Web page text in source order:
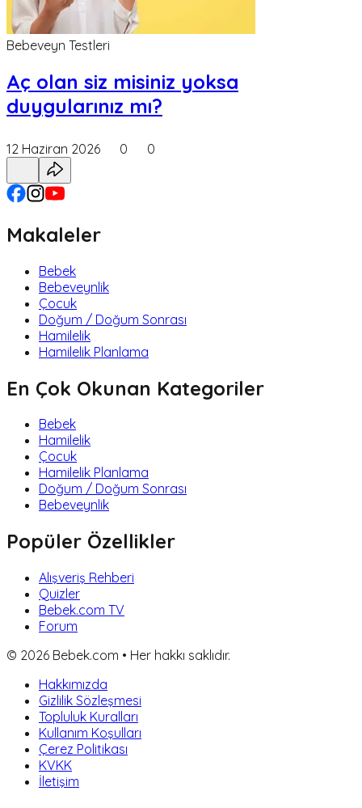
Bebeveyn Testleri
Aç olan siz misiniz yoksa
duygularınız mı?
12 Haziran 2026 0 0
Makaleler
Bebek
Bebeveynlik
Çocuk
Doğum / Doğum Sonrası
Hamilelik
Hamilelik Planlama
En Çok Okunan Kategoriler
Bebek
Hamilelik
Çocuk
Hamilelik Planlama
Doğum / Doğum Sonrası
Bebeveynlik
Popüler Özellikler
Alışveriş Rehberi
Quizler
Bebek.com TV
Forum
© 2026 Bebek.com • Her hakkı saklıdır.
Hakkımızda
Gizlilik Sözleşmesi
Topluluk Kuralları
Kullanım Koşulları
Çerez Politikası
KVKK
İletişim